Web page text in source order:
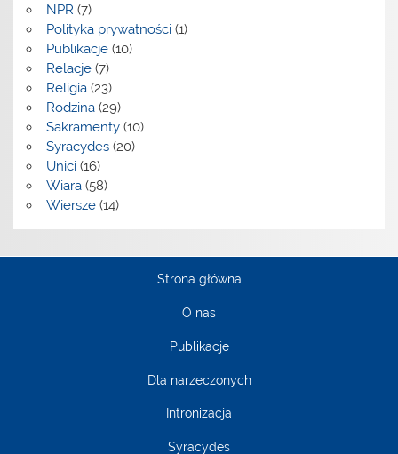
NPR (7)
Polityka prywatności(1)
Publikacje(10)
Relacje(7)
Religia(23)
Rodzina(29)
Sakramenty(10)
Syracydes(20)
Unici(16)
Wiara(58)
Wiersze(14)
Strona główna
O nas
Publikacje
Dla narzeczonych
Intronizacja
Syracydes